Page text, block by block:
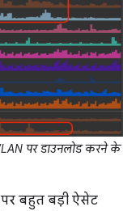
पर डाउनलोड करने के
बहुत बड़ी ऐसेट